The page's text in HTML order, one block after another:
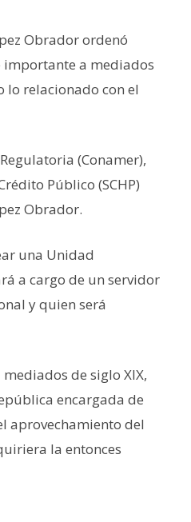
Obrador ordenó
importante a mediados
lo relacionado con el
(Conamer),
Público (SCHP)
Obrador.
una Unidad
a cargo de un servidor
y quien será
de siglo XIX,
encargada de
aprovechamiento del
la entonces